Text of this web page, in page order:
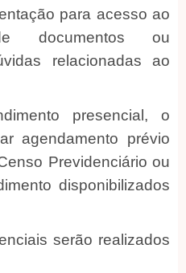
para acesso ao
documentos ou
relacionadas ao
presencial, o
agendamento prévio
Previdenciário ou
disponibilizados
serão realizados